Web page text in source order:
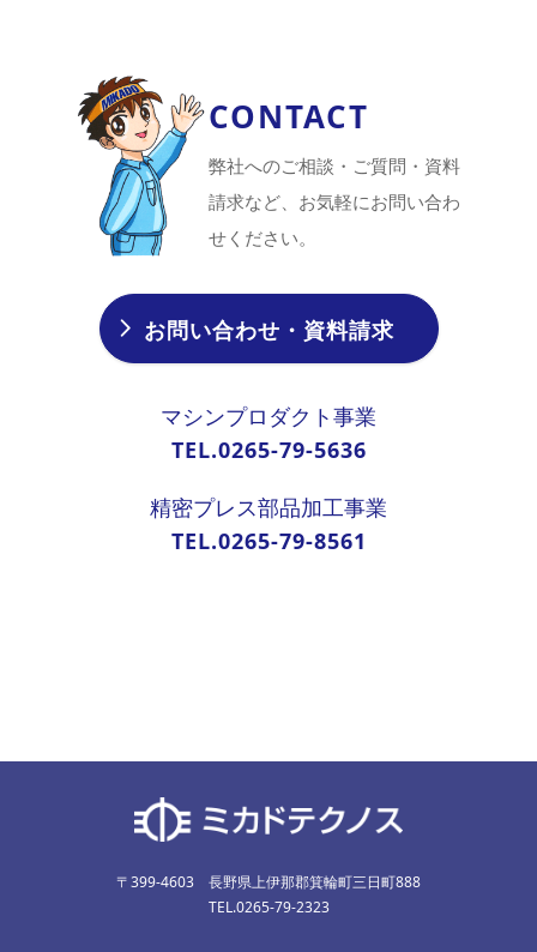
CONTACT
弊社へのご相談・ご質問・資料
請求など、お気軽にお問い合わ
せください。
お問い合わせ・資料請求
マシンプロダクト事業
TEL.0265-79-5636
精密プレス部品加工事業
TEL.0265-79-8561
〒399-4603 長野県上伊那郡箕輪町三日町888
TEL.0265-79-2323